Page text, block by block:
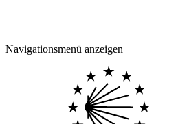
Navigationsmenü anzeigen